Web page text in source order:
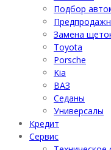
Подбор
Замена
Toyota
Porsche
Kia
ВАЗ
Седаны
Универсалы
Кредит
Сервис